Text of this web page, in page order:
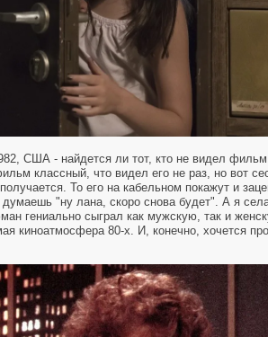
США - найдется ли тот, кто не видел
классный, что видел его не раз, но вот
То его на кабельном покажут и
думаешь "ну лана, скоро снова будет". А я
гениально сыграл как мужскую, так и
киноатмосфера 80-х. И, конечно, хочется